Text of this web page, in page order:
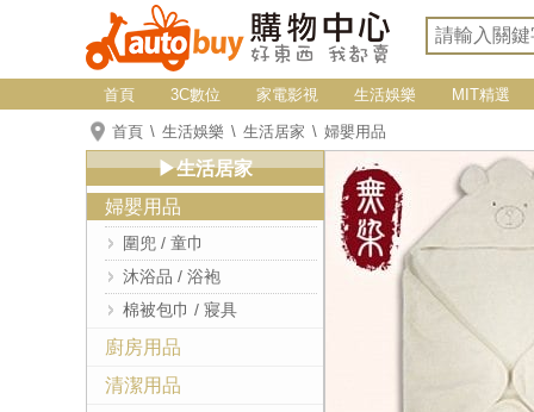
首頁 3C數位 家電影視 生活娛樂 MIT精選
首頁 生活娛樂 生活居家 婦嬰用品
▶生活居家
婦嬰用品
圍兜 / 童巾
沐浴品 / 浴袍
棉被包巾 / 寢具
廚房用品
清潔用品